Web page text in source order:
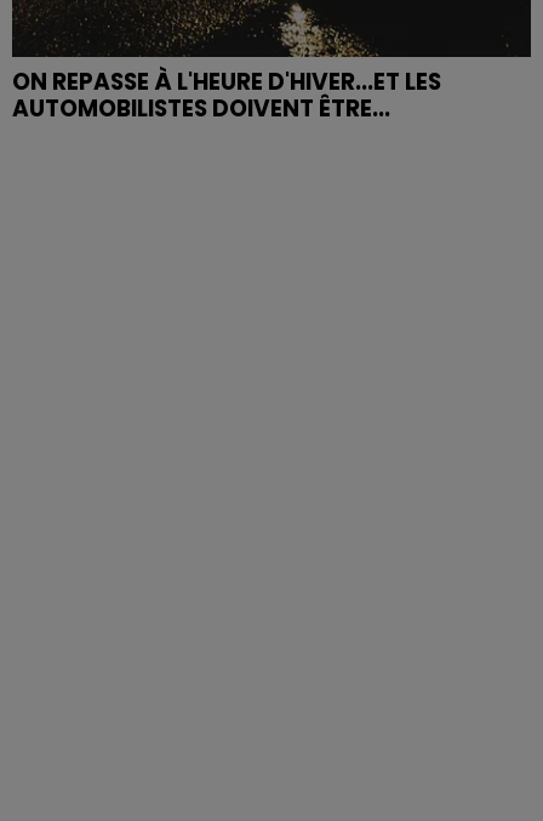
ON REPASSE À L'HEURE D'HIVER...ET LES
AUTOMOBILISTES DOIVENT ÊTRE...